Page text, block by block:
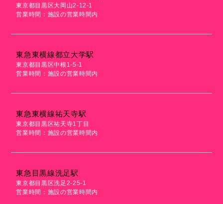
東京都目黒区大岡山2-12-1
営業時間：施設の営業時間内
東急東横線都立大学駅
東京都目黒区中根1-5-1
営業時間：施設の営業時間内
東急東横線祐天寺駅
東京都目黒区祐天寺1丁目
営業時間：施設の営業時間内
東急目黒線洗足駅
東京都目黒区洗足2-25-1
営業時間：施設の営業時間内